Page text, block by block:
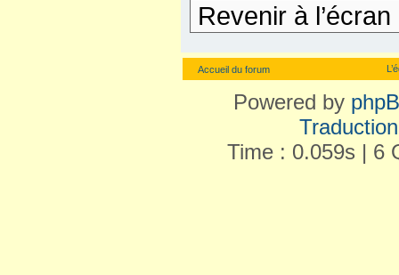
Revenir à
Accueil du forum
Powered by
Time : 0.059s | 6